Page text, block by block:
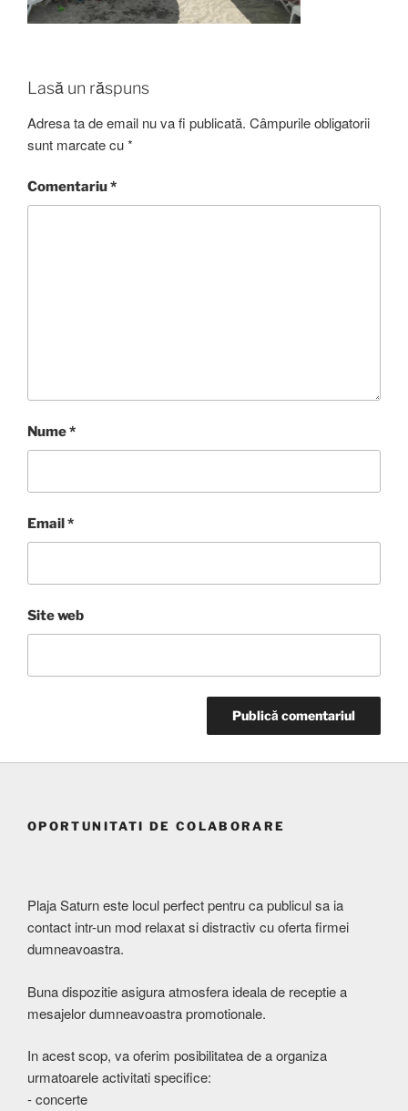
Lasă un răspuns
Adresa ta de email nu va fi publicată. Câmpurile obligatorii
sunt marcate cu*
Comentariu*
Nume*
Email*
Site web
OPORTUNITATI DE COLABORARE
Plaja Saturn este locul perfect pentru ca publicul sa ia
contact intr-un mod relaxat si distractiv cu oferta firmei
dumneavoastra.
Buna dispozitie asigura atmosfera ideala de receptie a
mesajelor dumneavoastra promotionale.
In acest scop, va oferim posibilitatea de a organiza
urmatoarele activitati specifice:
- concerte